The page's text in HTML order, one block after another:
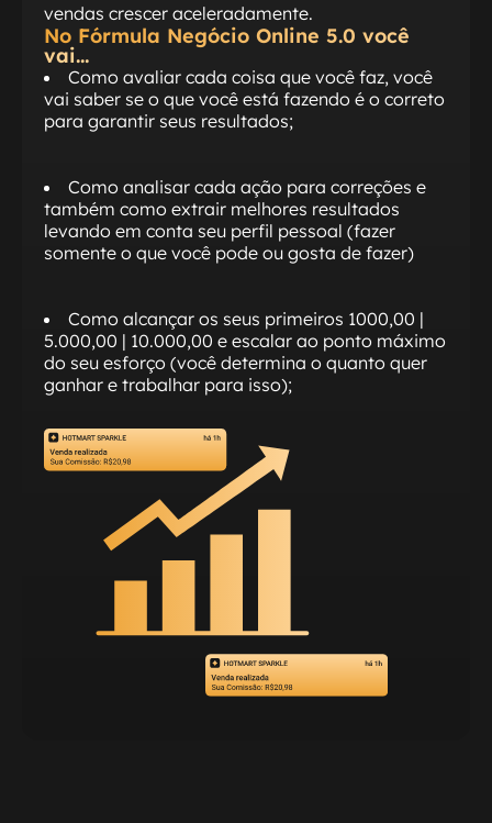
vendas crescer aceleradamente.
No Fórmula Negócio Online 5.0 você
vai…
Como avaliar cada coisa que você faz, você
vai saber se o que você está fazendo é o correto
para garantir seus resultados;
Como analisar cada ação para correções e
também como extrair melhores resultados
levando em conta seu perfil pessoal (fazer
somente o que você pode ou gosta de fazer)
Como alcançar os seus primeiros 1000,00 |
5.000,00 | 10.000,00 e escalar ao ponto máximo
do seu esforço (você determina o quanto quer
ganhar e trabalhar para isso);